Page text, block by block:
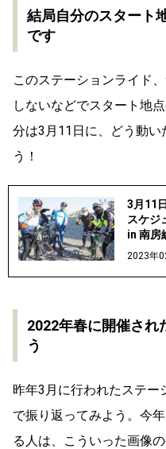
結局自分のスタート
です
このステーションライド
しないなどでスタート地
分は3月11日に、どう動い
う！
3月11
スケジ
in 南房
2023年
2022年春に開催され
う
昨年3月に行われたステー
で振り返ってみよう。今
る人は、こういった画像